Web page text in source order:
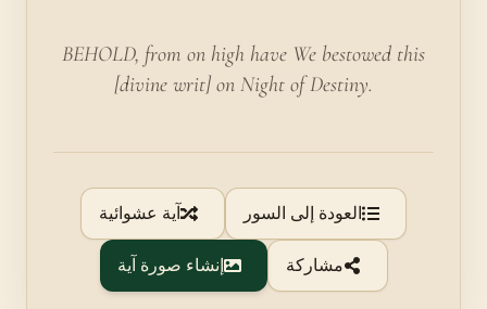
BEHOLD, from on high have We bestowed this
[divine writ] on Night of Destiny.
العودة إلى السور آية عشوائية
مشاركة إنشاء صورة آية